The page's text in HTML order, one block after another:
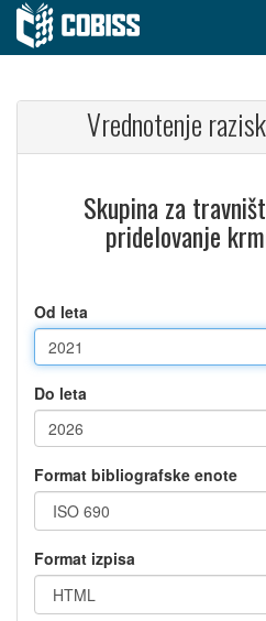
Vrednotenje
Skupina za
pridelovanje
Od leta
Do leta
Format bibliografske enote
Format izpisa